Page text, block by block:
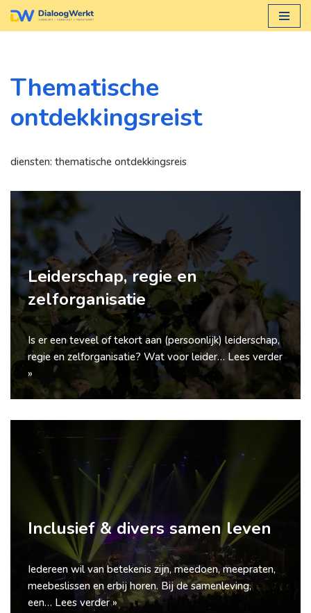
inhoud
Thematische
ontdekkingsreist
diensten: thematische ontdekkingsreis
Leiderschap, regie en
zelforganisatie
Is er een teveel of tekort aan (persoonlijk) leiderschap,
regie en zelforganisatie? Wat voor leider… Lees verder
»
Inclusief & divers samen leven
Iedereen wil van betekenis zijn, meedoen, meepraten,
meebeslissen en erbij horen. Bij de samenleving,
een… Lees verder »